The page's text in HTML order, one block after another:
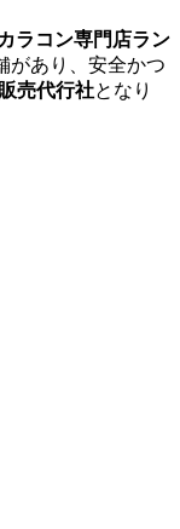
ラコン専門店ラン
があり、安全かつ
売代行社となり